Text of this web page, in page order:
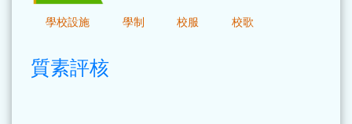
學校設施 學制 校服 校歌
質素評核